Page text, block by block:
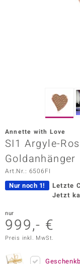
Vogue
Annette with Love
SI1 Argyle-
Goldanhänger
Art.Nr.: 6506FI
Nur noch 1!
Letzte
Jetzt
nur
999,- €
Preis inkl. MwSt.